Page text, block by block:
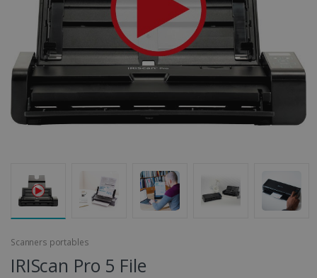
Scanners portables
IRIScan Pro 5 File